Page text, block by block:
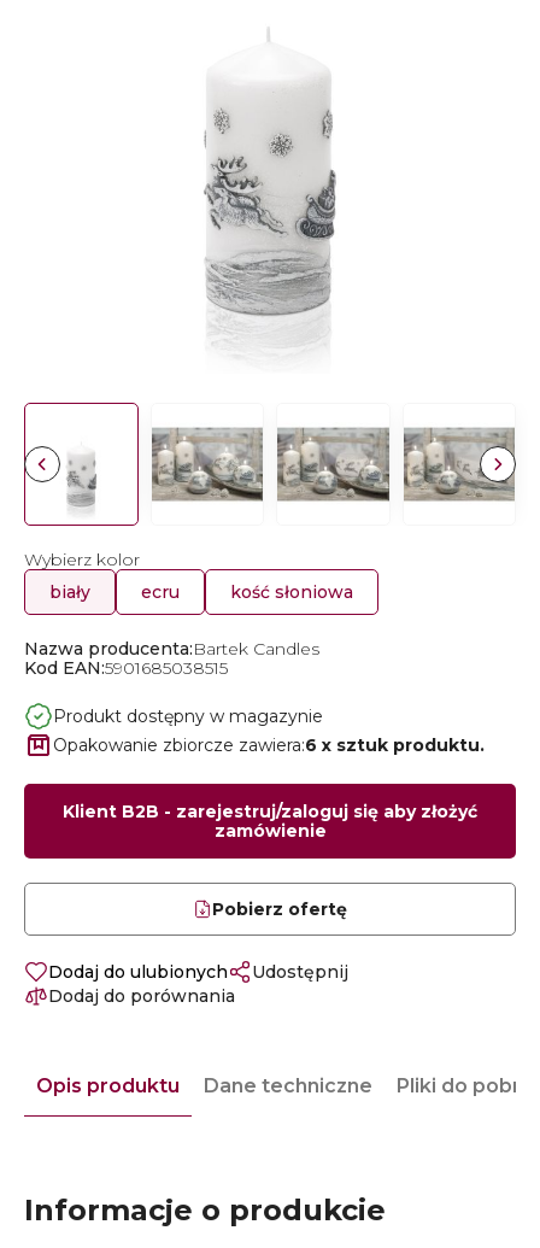
Wybierz kolor
biały
ecru kość słoniowa
Nazwa producenta:Bartek Candles
Kod EAN:5901685038515
Produkt dostępny w magazynie
Opakowanie zbiorcze zawiera:6 x sztuk produktu.
Klient B2B - zarejestruj/zaloguj się aby złożyć
zamówienie
Pobierz ofertę
Dodaj do ulubionych
Udostępnij
Dodaj do porównania
Opis produktu Dane techniczne Pliki do
Informacje o produkcie